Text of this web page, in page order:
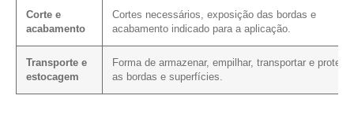
Corte e
acabamento
Cortes necessários, exposição das bordas e
acabamento indicado para a aplicação.
Transporte e
estocagem
Forma de armazenar, empilhar, transportar e proteger
as bordas e superfícies.